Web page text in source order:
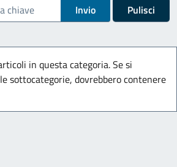
Invio Pulisci
in questa categoria. Se si
sottocategorie, dovrebbero contenere